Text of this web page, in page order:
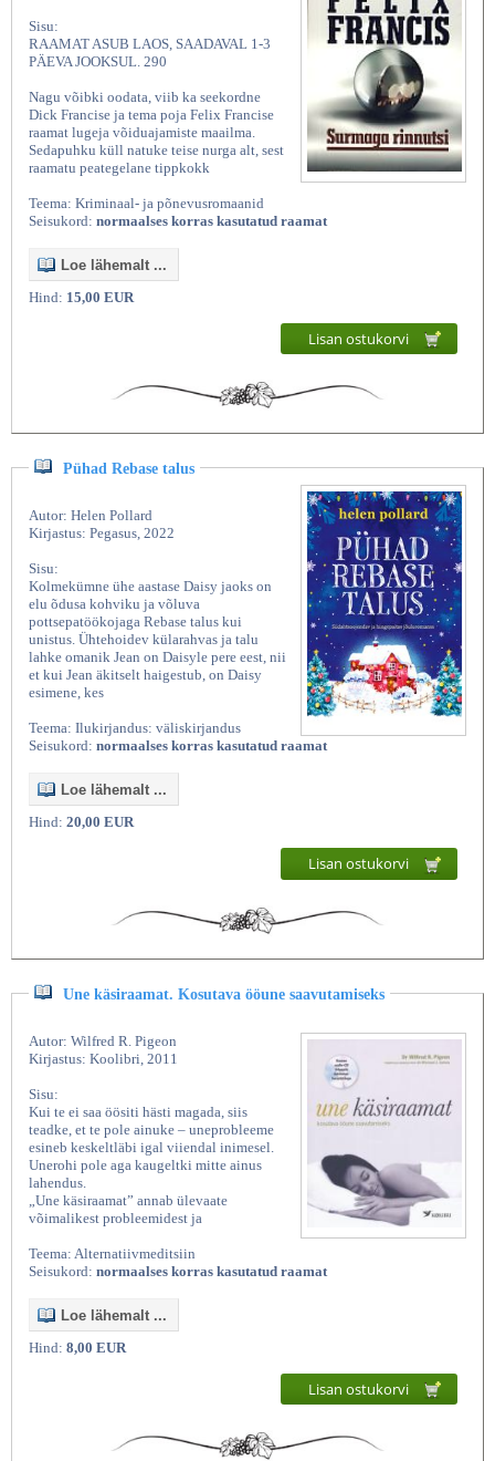
Sisu:
RAAMAT ASUB LAOS, SAADAVAL 1-3
PÄEVA JOOKSUL. 290
Nagu võibki oodata, viib ka seekordne
Dick Francise ja tema poja Felix Francise
raamat lugeja võiduajamiste maailma.
Sedapuhku küll natuke teise nurga alt, sest
raamatu peategelane tippkokk
Teema: Kriminaal- ja põnevusromaanid
Seisukord: normaalses korras kasutatud raamat
Loe lähemalt ...
Hind: 15,00 EUR
Lisan ostukorvi
Pühad Rebase talus
Autor: Helen Pollard
Kirjastus: Pegasus, 2022
Sisu:
Kolmekümne ühe aastase Daisy jaoks on
elu õdusa kohviku ja võluva
pottsepatöökojaga Rebase talus kui
unistus. Ühtehoidev külarahvas ja talu
lahke omanik Jean on Daisyle pere eest, nii
et kui Jean äkitselt haigestub, on Daisy
esimene, kes
Teema: Ilukirjandus: väliskirjandus
Seisukord: normaalses korras kasutatud raamat
Loe lähemalt ...
Hind: 20,00 EUR
Lisan ostukorvi
Une käsiraamat. Kosutava ööune saavutamiseks
Autor: Wilfred R. Pigeon
Kirjastus: Koolibri, 2011
Sisu:
Kui te ei saa öösiti hästi magada, siis
teadke, et te pole ainuke – uneprobleeme
esineb keskeltläbi igal viiendal inimesel.
Unerohi pole aga kaugeltki mitte ainus
lahendus.
„Une käsiraamat” annab ülevaate
võimalikest probleemidest ja
Teema: Alternatiivmeditsiin
Seisukord: normaalses korras kasutatud raamat
Loe lähemalt ...
Hind: 8,00 EUR
Lisan ostukorvi